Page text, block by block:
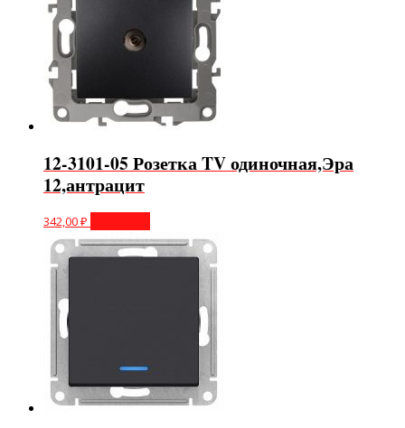
12-3101-05 Розетка TV одиночная,Эра
12,антрацит
342,00₽